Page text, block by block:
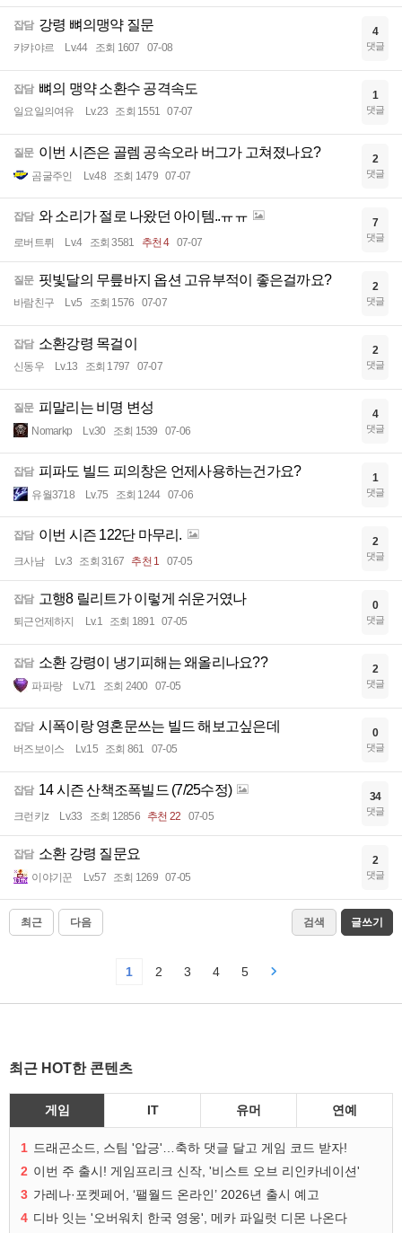
잡담 강령 뼈의맹약 질문
캬캬야르 Lv.44 조회 1607 07-08
4
댓글
잡담 뼈의 맹약 소환수 공격속도
일요일의여유 Lv.23 조회 1551 07-07
1
댓글
질문 이번 시즌은 골렘 공속오라 버그가 고쳐졌나요?
곰굴주인 Lv.48 조회 1479 07-07
2
댓글
잡담 와 소리가 절로 나왔던 아이템..ㅠㅠ
로버트뤼 Lv.4 조회 3581 추천 4 07-07
7
댓글
질문 핏빛달의 무릎바지 옵션 고유부적이 좋은걸까요?
바람친구 Lv.5 조회 1576 07-07
2
댓글
잡담 소환강령 목걸이
신동우 Lv.13 조회 1797 07-07
2
댓글
질문 피말리는 비명 변성
Nomarkp Lv.30 조회 1539 07-06
4
댓글
잡담 피파도 빌드 피의창은 언제사용하는건가요?
유월3718 Lv.75 조회 1244 07-06
1
댓글
잡담 이번 시즌 122단 마무리.
크사남 Lv.3 조회 3167 추천 1 07-05
2
댓글
잡담 고행8 릴리트가 이렇게 쉬운거였나
퇴근언제하지 Lv.1 조회 1891 07-05
0
댓글
잡담 소환 강령이 냉기피해는 왜올리나요??
파파랑 Lv.71 조회 2400 07-05
2
댓글
잡담 시폭이랑 영혼문쓰는 빌드 해보고싶은데
버즈보이스 Lv.15 조회 861 07-05
0
댓글
잡담 14 시즌 산책조폭빌드 (7/25수정)
크런키z Lv.33 조회 12856 추천 22 07-05
34
댓글
잡담 소환 강령 질문요
이야기꾼 Lv.57 조회 1269 07-05
2
댓글
최근 다음 검색 글쓰기
1 2 3 4 5
최근 HOT한 콘텐츠
게임 IT 유머 연예
1 드래곤소드, 스팀 '압긍'…축하 댓글 달고 게임 코드 받자!
2 이번 주 출시! 게임프리크 신작, '비스트 오브 리인카네이션'
3 가레나·포켓페어, ‘팰월드 온라인’ 2026년 출시 예고
4 디바 잇는 '오버워치 한국 영웅', 메카 파일럿 디몬 나온다